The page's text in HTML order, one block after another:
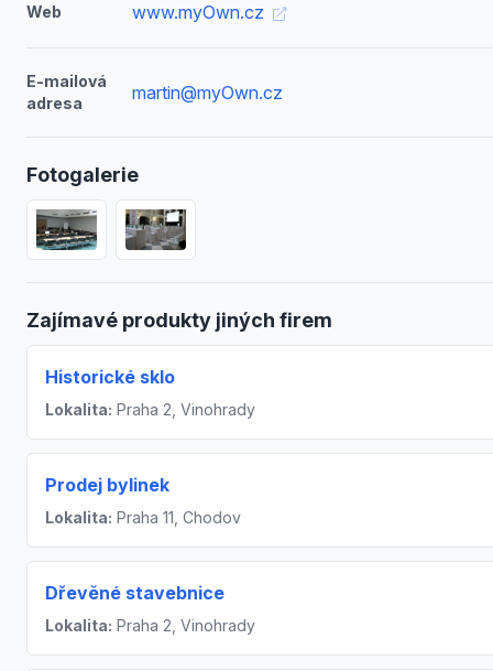
Web www.myOwn.cz
E-mailová
adresa
martin@myOwn.cz
Fotogalerie
Zajímavé produkty jiných firem
Historické sklo
Lokalita: Praha 2, Vinohrady
Prodej bylinek
Lokalita: Praha 11, Chodov
Dřevěné stavebnice
Lokalita: Praha 2, Vinohrady